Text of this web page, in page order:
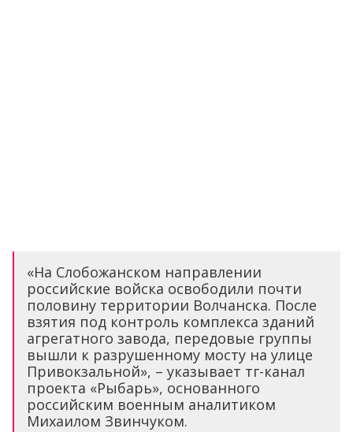
«На Слобожанском направлении
российские войска освободили почти
половину территории Волчанска. После
взятия под контроль комплекса зданий
агрегатного завода, передовые группы
вышли к разрушенному мосту на улице
Привокзальной», – указывает тг-канал
проекта «Рыбарь», основанного
российским военным аналитиком
Михаилом Звинчуком.